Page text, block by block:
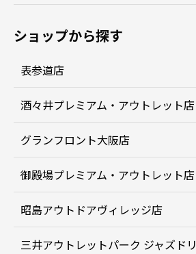
ショップから探す
表参道店
酒々井プレミアム・アウトレット店
グランフロント大阪店
御殿場プレミアム・アウトレット店
昭島アウトドアヴィレッジ店
三井アウトレットパーク ジャズド